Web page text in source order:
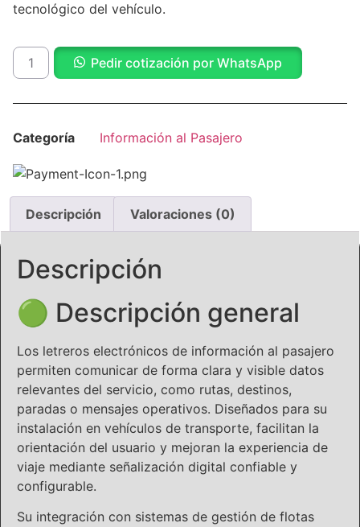
tecnológico del vehículo.
Pedir cotización por WhatsApp
Categoría Información al Pasajero
Descripción Valoraciones (0)
Descripción
🟢 Descripción general
Los letreros electrónicos de información al pasajero
permiten comunicar de forma clara y visible datos
relevantes del servicio, como rutas, destinos,
paradas o mensajes operativos. Diseñados para su
instalación en vehículos de transporte, facilitan la
orientación del usuario y mejoran la experiencia de
viaje mediante señalización digital confiable y
configurable.
Su integración con sistemas de gestión de flotas